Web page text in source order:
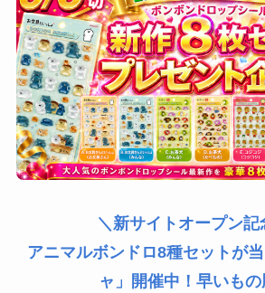
＼新サイトオープン記
アニマルボンドロ8種セットが
ャ」開催中！早いもの